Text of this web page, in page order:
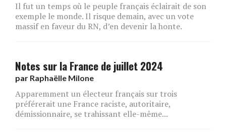
Il fut un temps où le peuple français éclairait de son
exemple le monde. Il risque demain, avec un vote
massif en faveur du RN, d’en devenir la honte.
Notes sur la France de juillet 2024
par Raphaëlle Milone
Apparemment un électeur français sur trois
préférerait une France raciste, autoritaire,
démissionnaire, se trahissant elle-même...